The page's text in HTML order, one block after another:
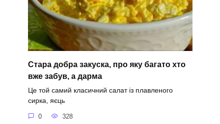
Стара добра закуска, про яку багато хто
вже забув, а дарма
Це той самий класичний салат із плавленого
сирка, яєць
0 328